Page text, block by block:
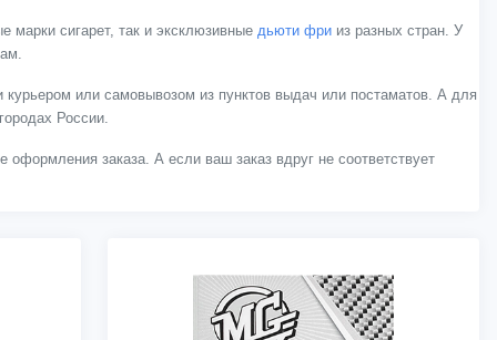
марки сигарет, так и эксклюзивные дьюти фри из разных стран. У
или самовывозом из пунктов выдач или постаматов. А для
России.
оформления заказа. А если ваш заказ вдруг не соответствует